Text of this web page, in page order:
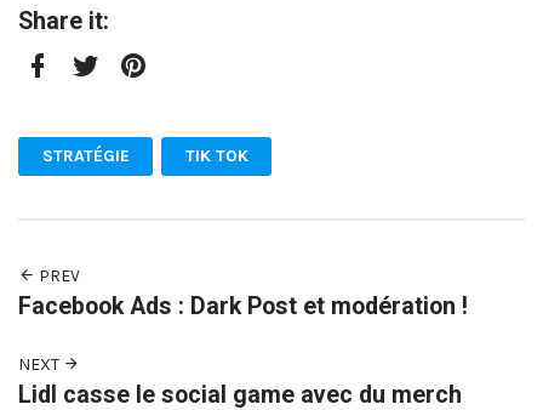
Share it:
STRATÉGIE TIK TOK
PREV
Facebook Ads : Dark Post et modération !
NEXT
Lidl casse le social game avec du merch